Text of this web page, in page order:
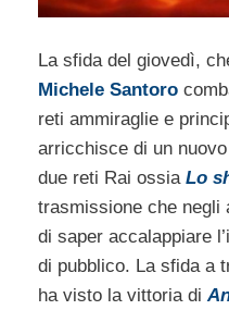
La sfida del giovedì,
Michele Santoro
reti ammiraglie e
arricchisce di un
due reti Rai ossia Lo
trasmissione che negli
di saper accalappiare
di pubblico. La sfida a
ha visto la vittoria di